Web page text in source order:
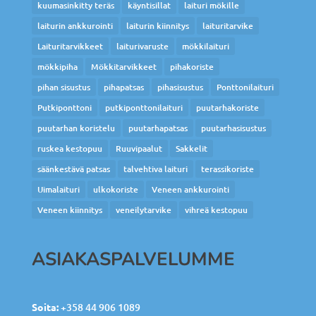
kuumasinkitty teräs käyntisillat
laituri mökille
laiturin ankkurointi
laiturin kiinnitys
laituritarvike
Laituritarvikkeet
laiturivaruste
mökkilaituri
mökkipiha
Mökkitarvikkeet
pihakoriste
pihan sisustus
pihapatsas pihasisustus
Ponttonilaituri
Putkiponttoni
putkiponttonilaituri
puutarhakoriste
puutarhan koristelu
puutarhapatsas
puutarhasisustus
ruskea kestopuu
Ruuvipaalut
Sakkelit
säänkestävä patsas
talvehtiva laituri
terassikoriste
Uimalaituri
ulkokoriste
Veneen ankkurointi
Veneen kiinnitys
veneilytarvike vihreä kestopuu
ASIAKASPALVELUMME
Soita:+358 44 906 1089